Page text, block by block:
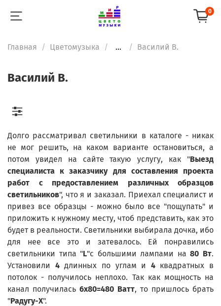
0
Главная Цветомузыка ... Василий В.
Василий В.
Долго рассматривал светильники в каталоге - никак
не мог решить, на каком варианте остановиться, а
потом увидел на сайте такую услугу, как "Выезд
специалиста к заказчику для составления проекта
работ с предоставлением различных образцов
светильников", что я и заказал. Приехал специалист и
привез все образцы - можно было все "пощупать" и
приложить к нужному месту, чтоб представить, как это
будет в реальности. Светильники выбирала дочка, ибо
для нее все это и затевалось. Ей понравились
светильники типа "L"с большими лампами на80 Вт.
Установили 4длинных по углам и 4квадратных в
потолок - получилось неплохо. Так как мощность на
канал получилась 6х80=480 Ватт, то пришлось брать
"Радугу-Х".